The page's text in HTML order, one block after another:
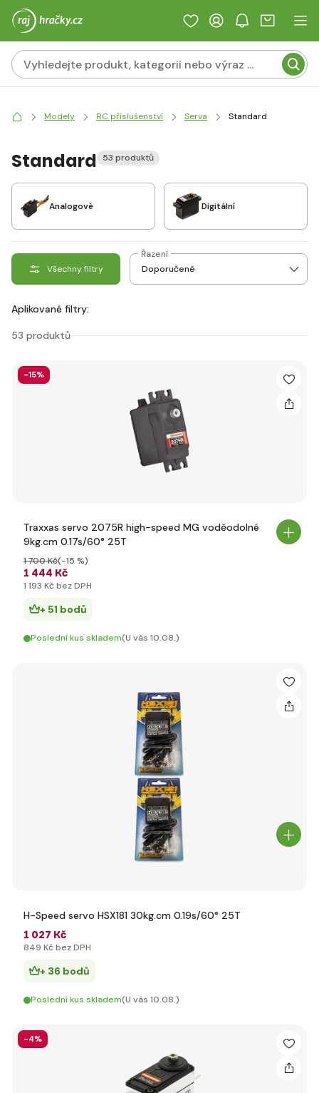
Modely RC příslušenství Serva Standard
Standard 53 produktů
Analogové Digitální
Všechny filtry
Řazení
Aplikované filtry:
53 produktů
-15%
Traxxas servo 2075R high-speed MG voděodolné
9kg.cm 0.17s/60° 25T
1 444 Kč
1 700 Kč(-15 %)
1 193 Kč bez DPH
+ 51 bodů
Poslední kus skladem(U vás 10.08.)
H-Speed servo HSX181 30kg.cm 0.19s/60° 25T
1 027 Kč
849 Kč bez DPH
+ 36 bodů
Poslední kus skladem(U vás 10.08.)
-4%